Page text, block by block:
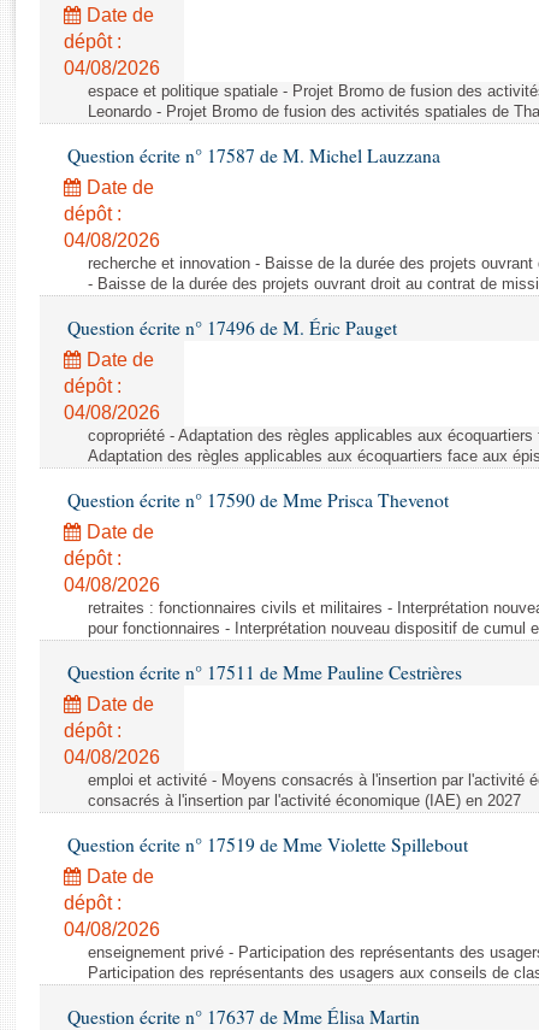
Rapports législatifs
Rapports sur l'application des lois
Baromètre de l’application des lois
Dossiers législatifs
Budget et sécurité sociale
Questions écrites et orales
Comptes rendus des débats
Date de
dépôt :
04/08/2026
espace et politique spatiale - Projet Bromo de fusion des
Leonardo - Projet Bromo de fusion des activités spatiales de
Question écrite n° 17587 de M. Michel Lauzzana
Date de
dépôt :
04/08/2026
recherche et innovation - Baisse de la durée des projets
- Baisse de la durée des projets ouvrant droit au contrat de
Question écrite n° 17496 de M. Éric Pauget
Date de
dépôt :
04/08/2026
copropriété - Adaptation des règles applicables aux
Adaptation des règles applicables aux écoquartiers face aux
Question écrite n° 17590 de Mme Prisca Thevenot
Date de
dépôt :
04/08/2026
retraites : fonctionnaires civils et militaires - Interprétation
pour fonctionnaires - Interprétation nouveau dispositif de cumul
Question écrite n° 17511 de Mme Pauline Cestrières
Date de
dépôt :
04/08/2026
emploi et activité - Moyens consacrés à l'insertion par l'activité
consacrés à l'insertion par l'activité économique (IAE) en 2027
Question écrite n° 17519 de Mme Violette Spillebout
Date de
dépôt :
04/08/2026
enseignement privé - Participation des représentants des
Participation des représentants des usagers aux conseils de
Question écrite n° 17637 de Mme Élisa Martin